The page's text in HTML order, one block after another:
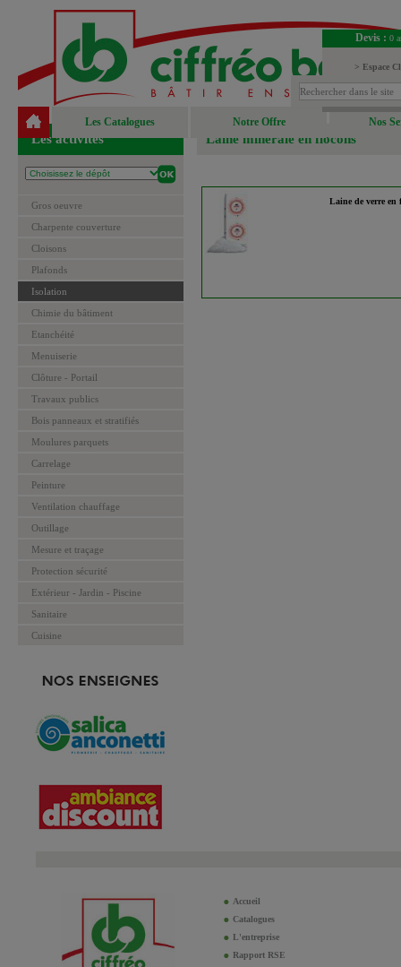
Devis : 0
> Espace
> Espace
Les Catalogues Notre Offre Nos
Les activités
Gros oeuvre
Charpente couverture
Cloisons
Plafonds
Isolation
Chimie du bâtiment
Etanchéité
Menuiserie
Clôture - Portail
Travaux publics
Bois panneaux et stratifiés
Moulures parquets
Carrelage
Peinture
Ventilation chauffage
Outillage
Mesure et traçage
Protection sécurité
Extérieur - Jardin - Piscine
Sanitaire
Cuisine
Laine minérale en flocons
Laine de verre en
Accueil
Catalogues
L'entreprise
Rapport RSE